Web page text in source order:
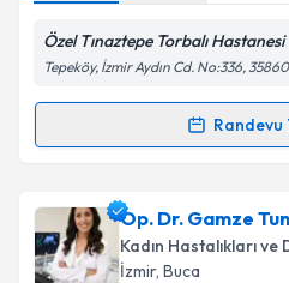
Kişisel verilerimin
Metni 'ni okudum ve
kapsamda işlenmesini
Takvim
Özel Tınaztepe Torbalı Hastanesi
Tepeköy, İzmir Aydın Cd. No:336, 35860
Randevu
Randevu Takvimi
Op. Dr. Gökhan Değer
talebi oluşturun. Size bu
için bir takvim
Op. Dr. Gamze
Kadın Hastalıkları ve
İzmir, Buca